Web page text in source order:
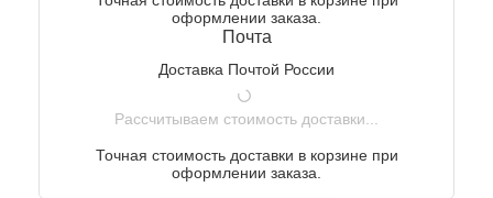
оформлении заказа.
Почта
Доставка Почтой России
Рассчитываем стоимость доставки...
Точная стоимость доставки в корзине при
оформлении заказа.